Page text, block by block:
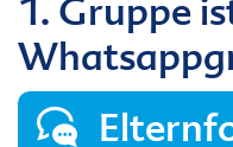
1. Gruppe